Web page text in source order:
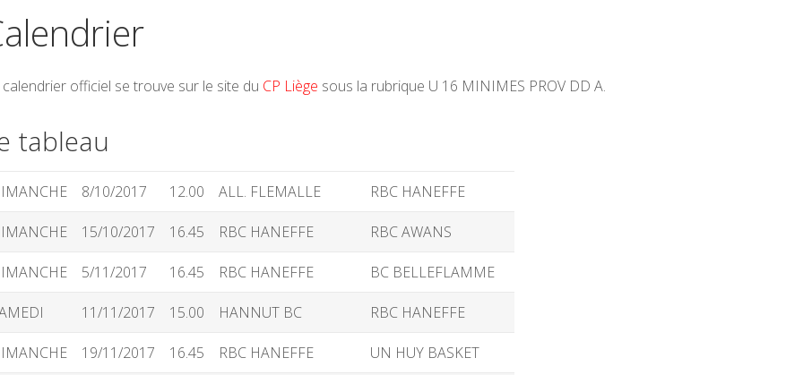
officiel se trouve sur le site du CP Liège sous la rubrique U 16 MINIMES PROV DD A.
tableau
8/10/2017 12.00 ALL. FLEMALLE RBC HANEFFE
15/10/2017 16.45 RBC HANEFFE RBC AWANS
5/11/2017 16.45 RBC HANEFFE BC BELLEFLAMME
11/11/2017 15.00 HANNUT BC RBC HANEFFE
19/11/2017 16.45 RBC HANEFFE UN HUY BASKET